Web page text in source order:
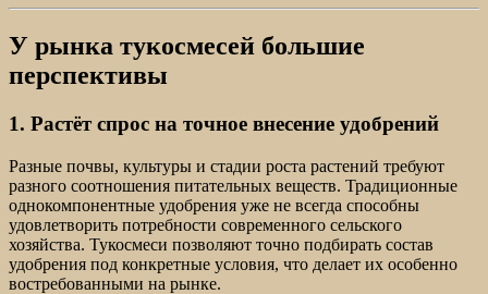
У рынка тукосмесей большие
перспективы
1. Растёт спрос на точное внесение удобрений
Разные почвы, культуры и стадии роста растений требуют
разного соотношения питательных веществ. Традиционные
однокомпонентные удобрения уже не всегда способны
удовлетворить потребности современного сельского
хозяйства. Тукосмеси позволяют точно подбирать состав
удобрения под конкретные условия, что делает их особенно
востребованными на рынке.